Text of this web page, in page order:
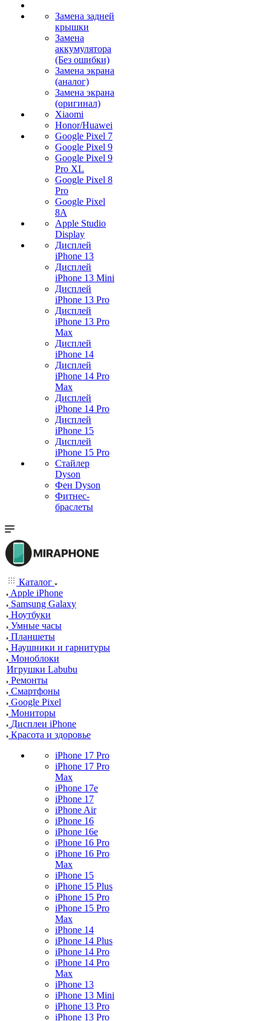
Замена задней
крышки
Замена
аккумулятора
(Без ошибки)
Замена экрана
(аналог)
Замена экрана
(оригинал)
Xiaomi
Honor/Huawei
Google Pixel 7
Google Pixel 9
Google Pixel 9
Pro XL
Google Pixel 8
Pro
Google Pixel
8A
Apple Studio
Display
Дисплей
iPhone 13
Дисплей
iPhone 13 Mini
Дисплей
iPhone 13 Pro
Дисплей
iPhone 13 Pro
Max
Дисплей
iPhone 14
Дисплей
iPhone 14 Pro
Max
Дисплей
iPhone 14 Pro
Дисплей
iPhone 15
Дисплей
iPhone 15 Pro
Стайлер
Dyson
Фен Dyson
Фитнес-
браслеты
Каталог
Apple iPhone
Samsung Galaxy
Ноутбуки
Умные часы
Планшеты
Наушники и гарнитуры
Моноблоки
Игрушки Labubu
Ремонты
Смартфоны
Google Pixel
Мониторы
Дисплеи iPhone
Красота и здоровье
iPhone 17 Pro
iPhone 17 Pro
Max
iPhone 17e
iPhone 17
iPhone Air
iPhone 16
iPhone 16e
iPhone 16 Pro
iPhone 16 Pro
Max
iPhone 15
iPhone 15 Plus
iPhone 15 Pro
iPhone 15 Pro
Max
iPhone 14
iPhone 14 Plus
iPhone 14 Pro
iPhone 14 Pro
Max
iPhone 13
iPhone 13 Mini
iPhone 13 Pro
iPhone 13 Pro